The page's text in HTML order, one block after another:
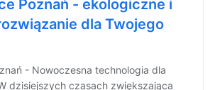
Poznań - ekologiczne i
dla Twojego
- Nowoczesna technologia dla
dzisiejszych czasach zwiększająca